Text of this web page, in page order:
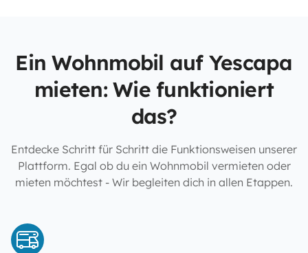
Ein Wohnmobil auf Yescapa
mieten: Wie funktioniert
das?
Entdecke Schritt für Schritt die Funktionsweisen unserer
Plattform. Egal ob du ein Wohnmobil vermieten oder
mieten möchtest - Wir begleiten dich in allen Etappen.